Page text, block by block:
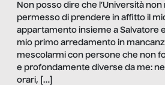
Non posso dire che l’Università non
permesso di prendere in affitto il
appartamento insieme a Salvatore
mio primo arredamento in
mescolarmi con persone che non
e profondamente diverse da me:
orari, […]